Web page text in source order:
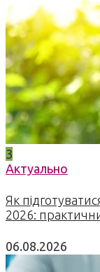
3
Актуально
Як
2026:
06.08.2026